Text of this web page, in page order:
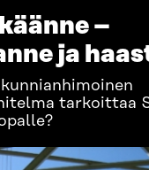
–
ja
tarkoittaa